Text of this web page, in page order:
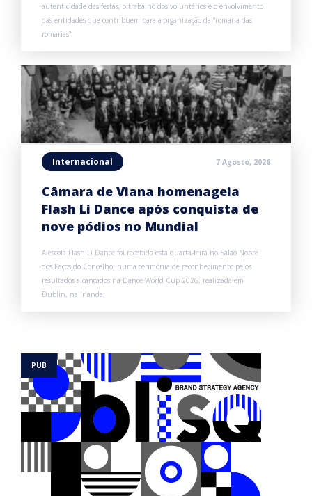
autenticidade das festas, o trabalho dos voluntários e o envolvimento
das entidades que contribuem para a organização da “romaria das
romarias”.
Internacional 7 Agosto, 2026
Câmara de Viana homenageia
Flash Li Dance após conquista de
nove pódios no Mundial
A escola Flash Li Dance foi recebida esta quarta-feira no Salão Nobre
dos Paços do Concelho, numa cerimónia de reconhecimento pelos
resultados alcançados na Dance World Cup 2026, realizada em
Dublin, na Irlanda.